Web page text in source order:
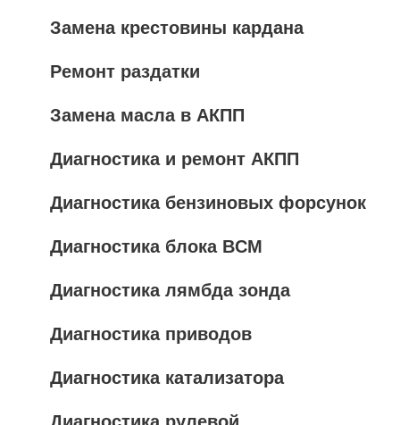
Замена крестовины кардана
Ремонт раздатки
Замена масла в АКПП
Диагностика и ремонт АКПП
Диагностика бензиновых форсунок
Диагностика блока BCM
Диагностика лямбда зонда
Диагностика приводов
Диагностика катализатора